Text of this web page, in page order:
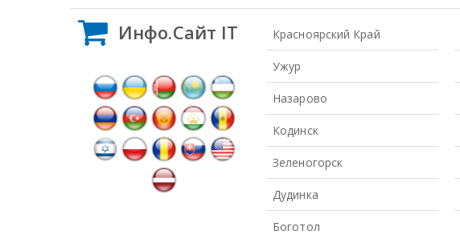
Инфо.Сайт IT Красноярский Край
Ужур
Назарово
Кодинск
Зеленогорск
Дудинка
Боготол